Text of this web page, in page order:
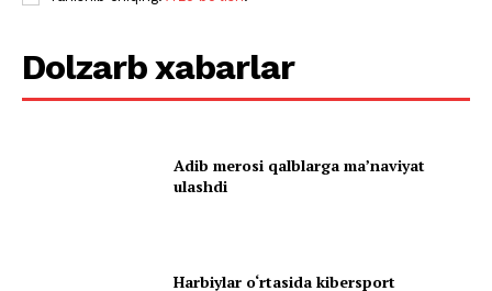
Dolzarb xabarlar
Adib merosi qalblarga maʼnaviyat
ulashdi
Harbiylar o‘rtasida kibersport